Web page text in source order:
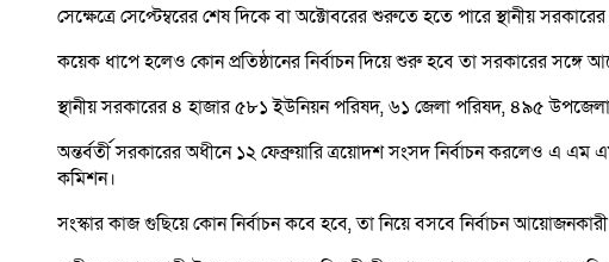
সেক্ষেত্রে সেপ্টেম্বরের শেষ দিকে বা অক্টোবরের শুরুতে হতে পারে স্থানীয় সরকারের
কয়েক ধাপে হলেও কোন প্রতিষ্ঠানের নির্বাচন দিয়ে শুরু হবে তা সরকারের সঙ্গে
স্থানীয় সরকারের ৪ হাজার ৫৮১ ইউনিয়ন পরিষদ, ৬১ জেলা পরিষদ, ৪৯৫
অন্তর্বর্তী সরকারের অধীনে ১২ ফেব্রুয়ারি ত্রয়োদশ সংসদ নির্বাচন করলেও এ এম
কমিশন।
সংস্কার কাজ গুছিয়ে কোন নির্বাচন কবে হবে, তা নিয়ে বসবে নির্বাচন